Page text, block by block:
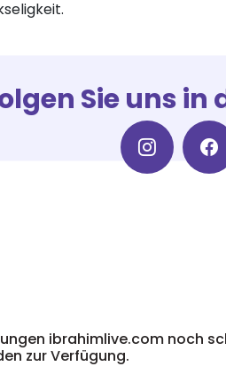
Sie uns in
ibrahimlive.com noch
zur Verfügung.